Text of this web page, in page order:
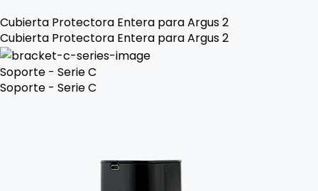
Cubierta Protectora Entera para Argus 2
Cubierta Protectora Entera para Argus 2
Soporte - Serie C
Soporte - Serie C